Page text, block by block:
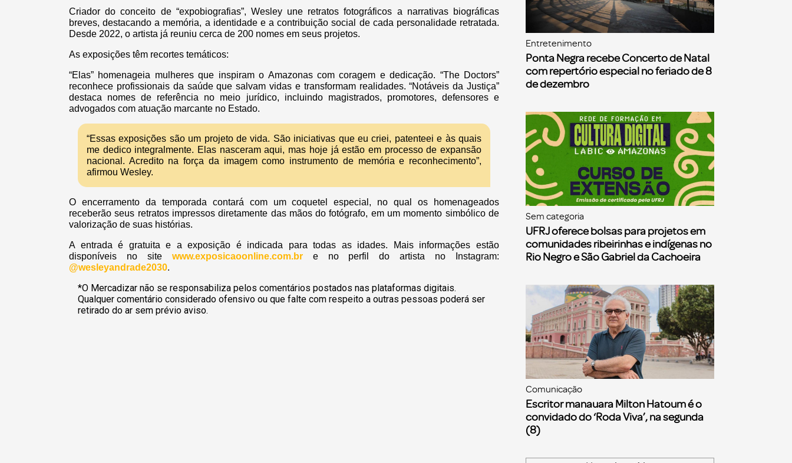
Criador do conceito de “expobiografias”, Wesley une retratos fotográficos a narrativas biográficas
breves, destacando a memória, a identidade e a contribuição social de cada personalidade retratada.
Desde 2022, o artista já reuniu cerca de 200 nomes em seus projetos.
As exposições têm recortes temáticos:
“Elas” homenageia mulheres que inspiram o Amazonas com coragem e dedicação. “The Doctors”
reconhece profissionais da saúde que salvam vidas e transformam realidades. “Notáveis da Justiça”
destaca nomes de referência no meio jurídico, incluindo magistrados, promotores, defensores e
advogados com atuação marcante no Estado.
“Essas exposições são um projeto de vida. São iniciativas que eu criei, patenteei e às quais
me dedico integralmente. Elas nasceram aqui, mas hoje já estão em processo de expansão
nacional. Acredito na força da imagem como instrumento de memória e reconhecimento”,
afirmou Wesley.
O encerramento da temporada contará com um coquetel especial, no qual os homenageados
receberão seus retratos impressos diretamente das mãos do fotógrafo, em um momento simbólico de
valorização de suas histórias.
A entrada é gratuita e a exposição é indicada para todas as idades. Mais informações estão
disponíveis no site
www.exposicaoonline.com.bre no perfil do artista no Instagram:
@wesleyandrade2030.
*O Mercadizar não se responsabiliza pelos comentários postados nas plataformas digitais.
Qualquer comentário considerado ofensivo ou que falte com respeito a outras pessoas poderá ser
retirado do ar sem prévio aviso.
Entretenimento
Ponta Negra recebe Concerto de Natal
com repertório especial no feriado de 8
de dezembro
Sem categoria
UFRJ oferece bolsas para projetos em
comunidades ribeirinhas e indígenas no
Rio Negro e São Gabriel da Cachoeira
Comunicação
Escritor manauara Milton Hatoum é o
convidado do ‘Roda Viva’, na segunda
(8)